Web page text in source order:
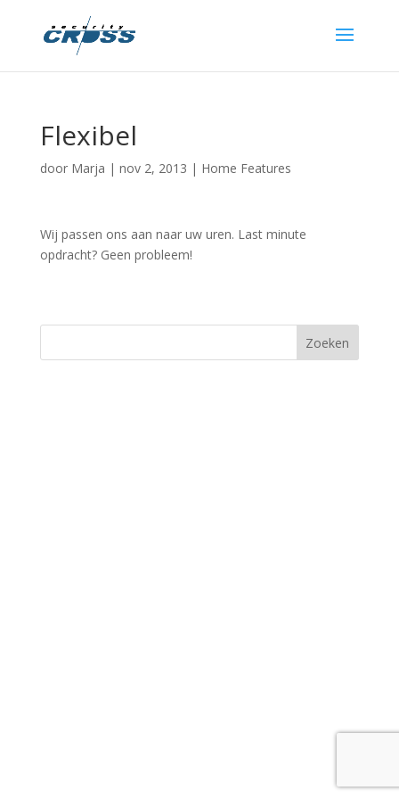
Flexibel
door Marja | nov 2, 2013 | Home Features
Wij passen ons aan naar uw uren. Last minute
opdracht? Geen probleem!